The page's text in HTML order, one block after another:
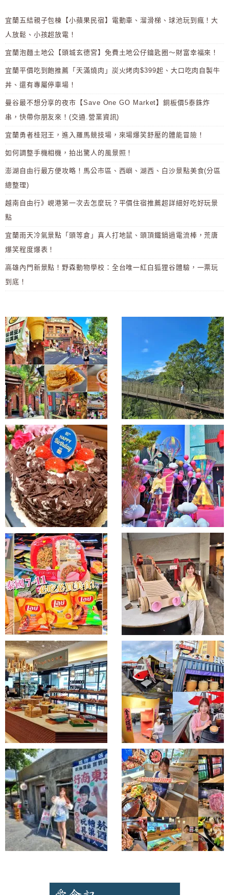
宜蘭五結親子包棟【小蘋果民宿】電動車、溜滑梯、球池玩到瘋！大
人放鬆、小孩超放電！
宜蘭泡麵土地公【頭城玄德宮】免費土地公仔鑰匙圈～財富幸福來！
宜蘭平價吃到飽推薦「天滿燒肉」炭火烤肉$399起、大口吃肉自製牛
丼、還有專屬停車場！
曼谷最不想分享的夜市【Save One GO Market】銅板價5泰銖炸
串，快帶你朋友來！(交通.營業資訊)
宜蘭勇者桂冠王，進入羅馬競技場，來場爆笑舒壓的體能冒險！
如何調整手機相機，拍出驚人的風景照！
澎湖自由行最方便攻略！馬公市區、西嶼、湖西、白沙景點美食(分區
總整理)
越南自由行》峴港第一次去怎麼玩？平價住宿推薦超詳細好吃好玩景
點
宜蘭雨天冷氣景點「頭等倉」真人打地鼠、頭頂鐵鍋過電流棒，荒唐
爆笑程度爆表！
高雄內門新景點！野森動物學校：全台唯一紅白狐狸谷體驗，一票玩
到底！